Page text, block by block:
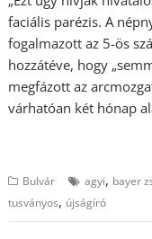
faciális parézis. A
fogalmazott az 5-ös
hozzátéve, hogy
megfázott az
várhatóan két hónap
Bulvár agyi, bayer
tusványos, újságíró